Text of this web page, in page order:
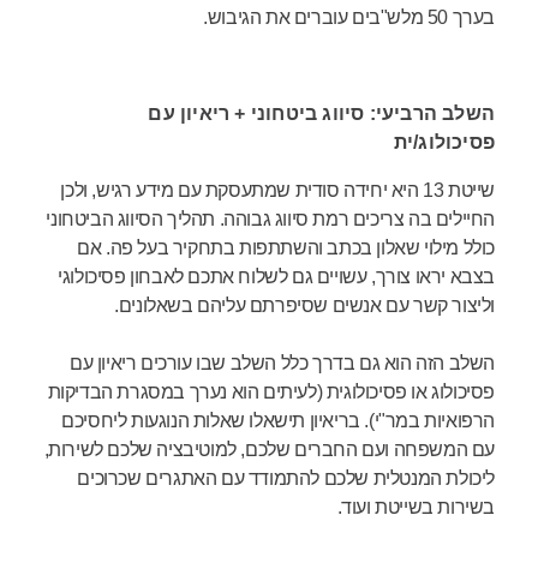
בערך 50 מלש"בים עוברים את הגיבוש.
השלב הרביעי: סיווג ביטחוני + ריאיון עם
פסיכולוג/ית
שייטת 13 היא יחידה סודית שמתעסקת עם מידע רגיש, ולכן
החיילים בה צריכים רמת סיווג גבוהה. תהליך הסיווג הביטחוני
כולל מילוי שאלון בכתב והשתתפות בתחקיר בעל פה. אם
בצבא יראו צורך, עשויים גם לשלוח אתכם לאבחון פסיכולוגי
וליצור קשר עם אנשים שסיפרתם עליהם בשאלונים.
השלב הזה הוא גם בדרך כלל השלב שבו עורכים ריאיון עם
פסיכולוג או פסיכולוגית (לעיתים הוא נערך במסגרת הבדיקות
הרפואיות במר"י). בריאיון תישאלו שאלות הנוגעות ליחסיכם
עם המשפחה ועם החברים שלכם, למוטיבציה שלכם לשירות,
ליכולת המנטלית שלכם להתמודד עם האתגרים שכרוכים
בשירות בשייטת ועוד.